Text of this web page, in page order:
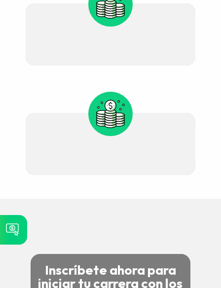
Inscríbete ahora para
iniciar tu carrera con los